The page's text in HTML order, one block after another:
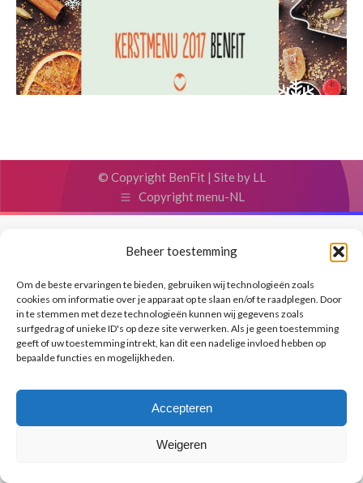
Beheer toestemming
Om de beste ervaringen te bieden, gebruiken wij technologieën zoals
cookies om informatie over je apparaat op te slaan en/of te raadplegen. Door
in te stemmen met deze technologieën kunnen wij gegevens zoals
surfgedrag of unieke ID's op deze site verwerken. Als je geen toestemming
geeft of uw toestemming intrekt, kan dit een nadelige invloed hebben op
bepaalde functies en mogelijkheden.
Accepteren
Weigeren
© Copyright BenFit | Site by LL
Copyright menu-NL